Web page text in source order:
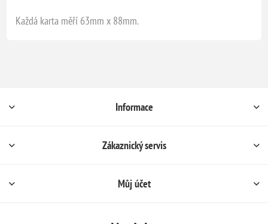
Každá karta měří 63mm x 88mm.
Informace
Zákaznický servis
Můj účet